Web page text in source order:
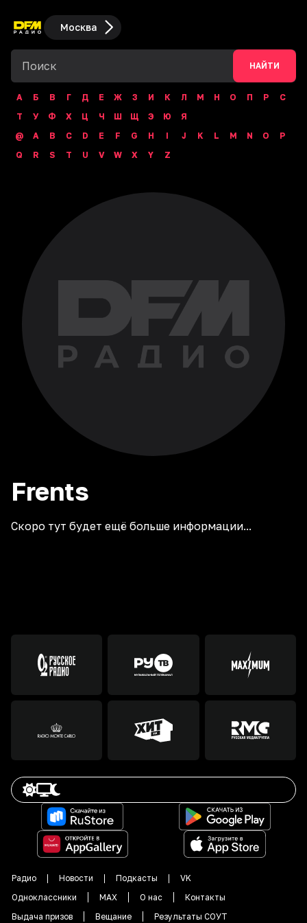
Москва
НАЙТИ
А Б В Г Д Е Ж З И К Л М Н О П Р
С
Т
У Ф Х Ц Ч Ш Щ Э Ю
Я
@
A B C D E F G H I J K L M N O
P
Q
R S T U V W X Y Z
Frents
Скоро тут будет ещё больше информации...
Радио Новости Подкасты
VK
Одноклассники
MAX О нас
Контакты
Выдача призов
Вещание Результаты СОУТ